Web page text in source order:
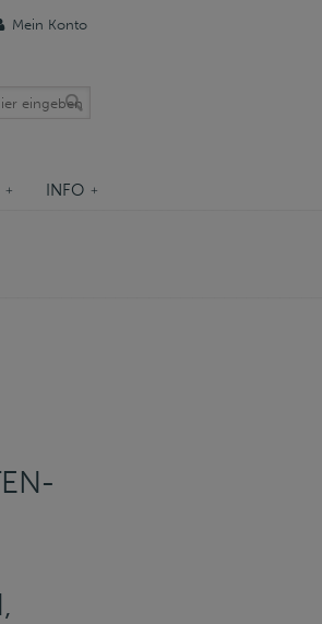
Mein Konto
INFO